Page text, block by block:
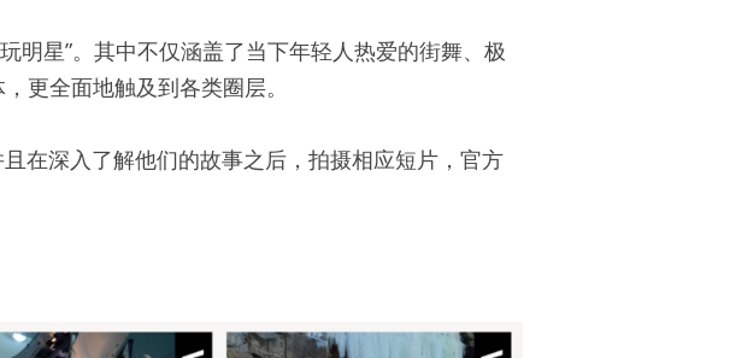
明星”。其中不仅涵盖了当下年轻人热爱的街舞、极
更全面地触及到各类圈层。
在深入了解他们的故事之后，拍摄相应短片，官方